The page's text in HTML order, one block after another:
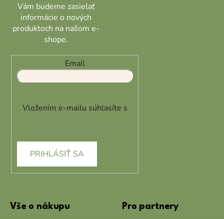
Vám budeme zasielať
informácie o nových
produktoch na našom e-
shope.
Email
Vložením e-mailu súhlasíte s
PRIHLÁSIŤ SA
Vše o nákupu Pro partnery